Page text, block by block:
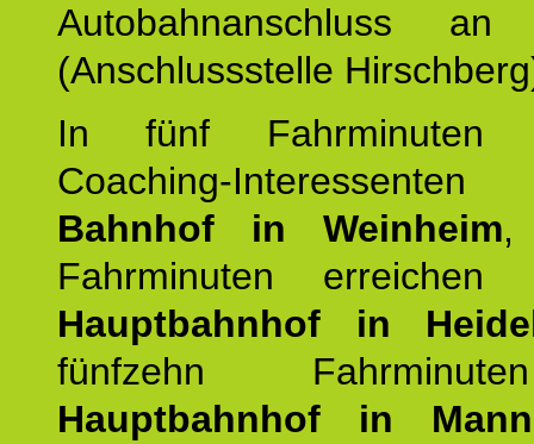
Autobahnanschluss
(Anschlussstelle
In fünf Fahrminuten
Coaching-
Bahnhof in Weinheim,
Fahrminuten
Hauptbahnhof in
fünfzehn
Hauptbahnhof in